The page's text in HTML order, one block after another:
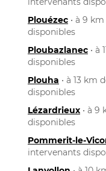
Plouézec • à 9
disponibles
Ploubazlanec • à
disponibles
Plouha • à 13 km
disponibles
Lézardrieux • à 9
disponibles
Pommerit-le-
intervenants